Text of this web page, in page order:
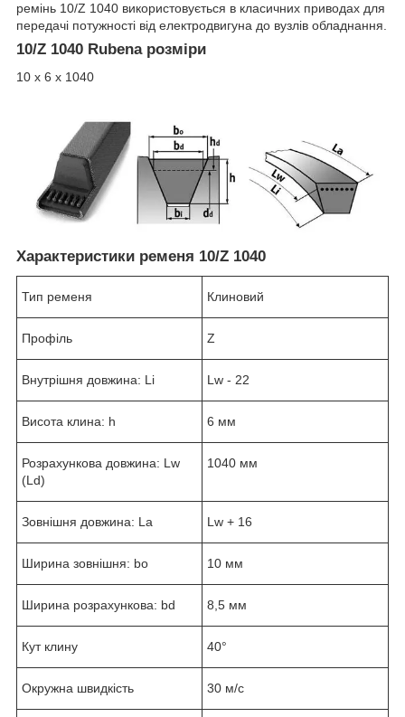
ремінь 10/Z 1040 використовується в класичних приводах для
передачі потужності від електродвигуна до вузлів обладнання.
10/Z 1040 Rubena розміри
10 х 6 х 1040
Характеристики ременя 10/Z 1040
Тип ременя Клиновий
Профіль Z
Внутрішня довжина: Li Lw - 22
Висота клина: h 6 мм
Розрахункова довжина: Lw
(Ld)
1040 мм
Зовнішня довжина: La Lw + 16
Ширина зовнішня: bo 10 мм
Ширина розрахункова: bd 8,5 мм
Кут клину 40°
Окружна швидкість 30 м/с